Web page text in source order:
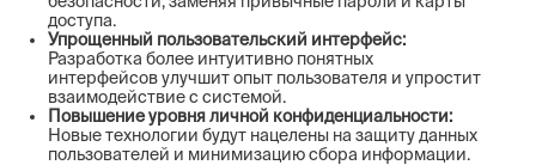
доступа.
Упрощенный пользовательский интерфейс:
Разработка более интуитивно понятных
интерфейсов улучшит опыт пользователя и упростит
взаимодействие с системой.
Повышение уровня личной конфиденциальности:
Новые технологии будут нацелены на защиту данных
пользователей и минимизацию сбора информации.